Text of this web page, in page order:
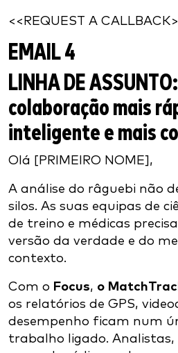
<<REQUEST A
EMAIL 4
LINHA DE ASSUNTO:
colaboração mais
inteligente e mais
Olá [PRIMEIRO NOME],
A análise do râguebi não
silos. As suas equipas de
de treino e médicas
versão da verdade e do
contexto.
Com o Focus, o
os relatórios de GPS,
desempenho ficam num
trabalho ligado. Analistas,